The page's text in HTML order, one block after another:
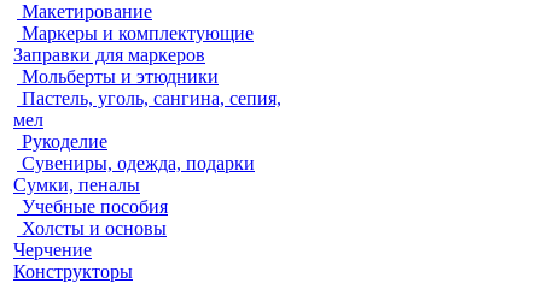
Макетирование
Маркеры и комплектующие
Заправки для маркеров
Мольберты и этюдники
Пастель, уголь, сангина, сепия,
мел
Рукоделие
Сувениры, одежда, подарки
Сумки, пеналы
Учебные пособия
Холсты и основы
Черчение
Конструкторы